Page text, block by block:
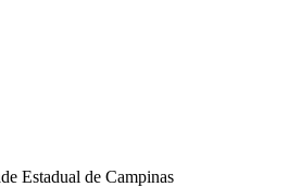
Estadual de Campinas